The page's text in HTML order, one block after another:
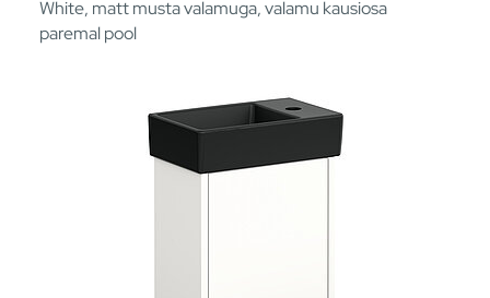
White, matt musta valamuga, valamu kausiosa
paremal pool